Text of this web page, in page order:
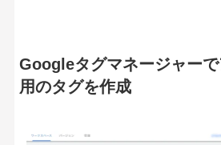
Googleタグマネージャー
用のタグを作成